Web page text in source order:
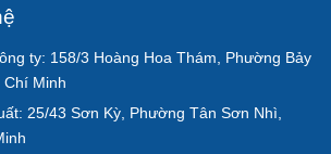
ty: 158/3 Hoàng Hoa Thám, Phường Bảy
Chí Minh
25/43 Sơn Kỳ, Phường Tân Sơn Nhì,